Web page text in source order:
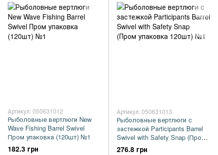
Артикул: 050631012
Рыболовные вертлюги New
Wave Fishing Barrel Swivel
Пром упаковка (120шт) №1
182.3 грн
Артикул: 050631013
Рыболовные вертлюги с
застежкой Participants Barrel
Swivel with Safety Snap (Пром
упаковка 120шт) №1
276.8 грн